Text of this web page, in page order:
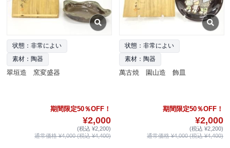
状態：非常によい
素材：陶器
翠垣造 窯変盛器
期間限定50％OFF！
¥2,000
(税込 ¥2,200)
通常価格 ¥4,000 (税込 ¥4,400)
状態：非常によい
素材：陶器
萬古焼 園山造 飾皿
期間限定50％OFF！
¥2,000
(税込 ¥2,200)
通常価格 ¥4,000 (税込 ¥4,400)